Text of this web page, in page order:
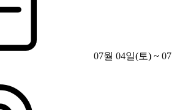
07월 04일(토) ~ 07